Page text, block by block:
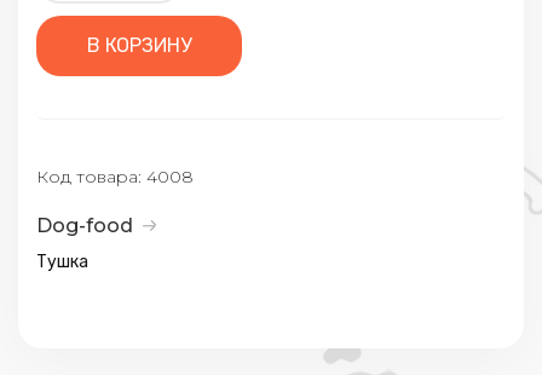
В КОРЗИНУ
Код товара: 4008
Dog-food
Тушка